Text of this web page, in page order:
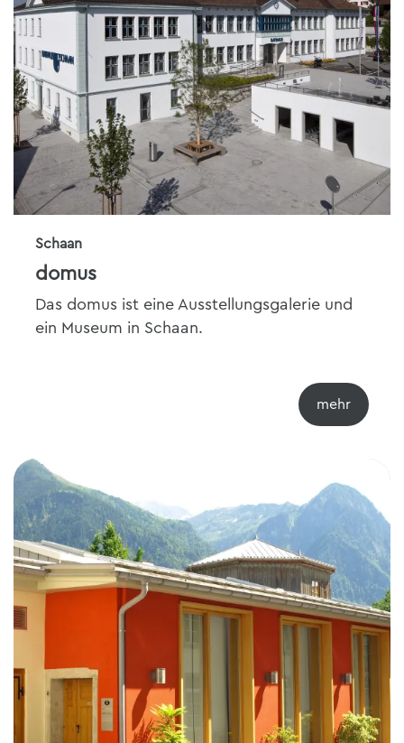
Schaan
domus
Das domus ist eine Aus­stel­lungs­ga­le­rie und
ein Museum in Schaan.